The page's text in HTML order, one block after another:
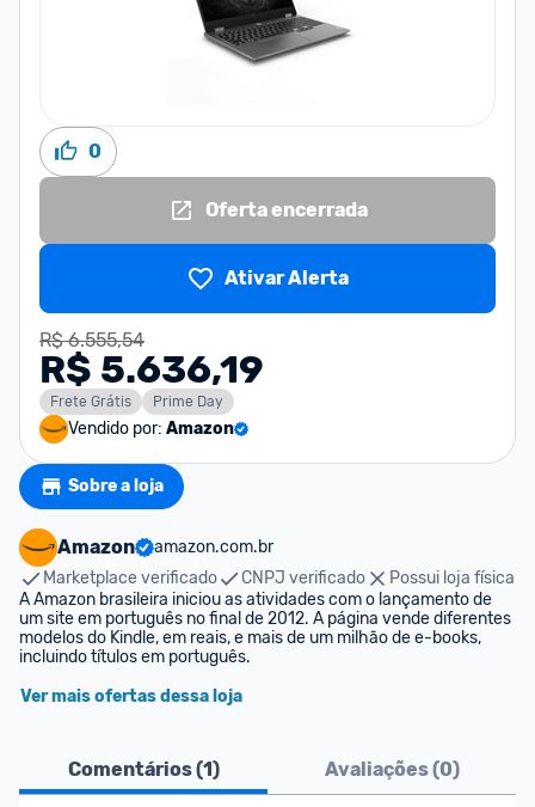
0
Oferta encerrada
Ativar Alerta
R$ 6.555,54
R$ 5.636,19
Frete Grátis Prime Day
Vendido por: Amazon
Sobre a loja
Amazon
amazon.com.br
Marketplace verificado
CNPJ verificado
Possui loja física
A Amazon brasileira iniciou as atividades com o lançamento de
um site em português no final de 2012. A página vende diferentes
modelos do Kindle, em reais, e mais de um milhão de e-books,
incluindo títulos em português.
Ver mais ofertas dessa loja
Comentários (1) Avaliações (0)